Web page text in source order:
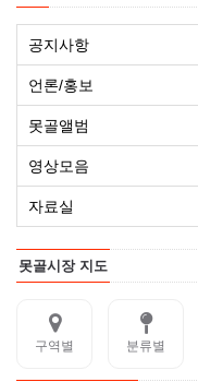
공지사항
언론/홍보
못골앨범
영상모음
자료실
못골시장 지도
구역별 분류별